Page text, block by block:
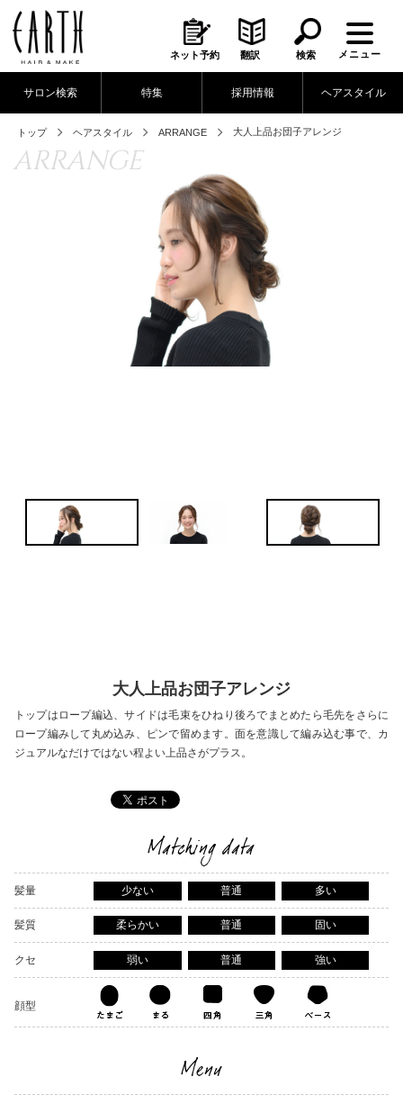
ネット予約 翻訳 検索 メニュー
サロン検索 特集 採用情報 ヘアスタイル
トップ ヘアスタイル ARRANGE 大人上品お団子アレンジ
ARRANGE
大人上品お団子アレンジ
トップはロープ編込、サイドは毛束をひねり後ろでまとめたら毛先をさらに
ロープ編みして丸め込み、ピンで留めます。面を意識して編み込む事で、カ
ジュアルなだけではない程よい上品さがプラス。
Matching data
髪量 少ない 普通 多い
髪質 柔らかい 普通 固い
クセ 弱い 普通 強い
顔型
Menu